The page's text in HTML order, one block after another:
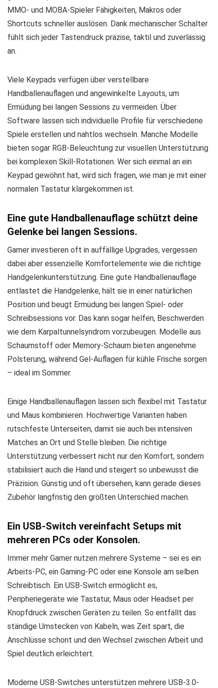
MMO- und MOBA-Spieler Fähigkeiten, Makros oder
Shortcuts schneller auslösen. Dank mechanischer Schalter
fühlt sich jeder Tastendruck präzise, taktil und zuverlässig
an.
Viele Keypads verfügen über verstellbare
Handballenauflagen und angewinkelte Layouts, um
Ermüdung bei langen Sessions zu vermeiden. Über
Software lassen sich individuelle Profile für verschiedene
Spiele erstellen und nahtlos wechseln. Manche Modelle
bieten sogar RGB-Beleuchtung zur visuellen Unterstützung
bei komplexen Skill-Rotationen. Wer sich einmal an ein
Keypad gewöhnt hat, wird sich fragen, wie man je mit einer
normalen Tastatur klargekommen ist.
Eine gute Handballenauflage schützt deine
Gelenke bei langen Sessions.
Gamer investieren oft in auffällige Upgrades, vergessen
dabei aber essenzielle Komfortelemente wie die richtige
Handgelenkunterstützung. Eine gute Handballenauflage
entlastet die Handgelenke, hält sie in einer natürlichen
Position und beugt Ermüdung bei langen Spiel- oder
Schreibsessions vor. Das kann sogar helfen, Beschwerden
wie dem Karpaltunnelsyndrom vorzubeugen. Modelle aus
Schaumstoff oder Memory-Schaum bieten angenehme
Polsterung, während Gel-Auflagen für kühle Frische sorgen
– ideal im Sommer.
Einige Handballenauflagen lassen sich flexibel mit Tastatur
und Maus kombinieren. Hochwertige Varianten haben
rutschfeste Unterseiten, damit sie auch bei intensiven
Matches an Ort und Stelle bleiben. Die richtige
Unterstützung verbessert nicht nur den Komfort, sondern
stabilisiert auch die Hand und steigert so unbewusst die
Präzision. Günstig und oft übersehen, kann gerade dieses
Zubehör langfristig den größten Unterschied machen.
Ein USB-Switch vereinfacht Setups mit
mehreren PCs oder Konsolen.
Immer mehr Gamer nutzen mehrere Systeme – sei es ein
Arbeits-PC, ein Gaming-PC oder eine Konsole am selben
Schreibtisch. Ein USB-Switch ermöglicht es,
Peripheriegeräte wie Tastatur, Maus oder Headset per
Knopfdruck zwischen Geräten zu teilen. So entfällt das
ständige Umstecken von Kabeln, was Zeit spart, die
Anschlüsse schont und den Wechsel zwischen Arbeit und
Spiel deutlich erleichtert.
Moderne USB-Switches unterstützen mehrere USB-3.0-